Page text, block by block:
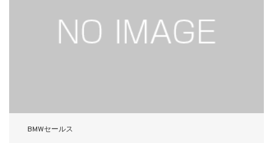
BMWセールス